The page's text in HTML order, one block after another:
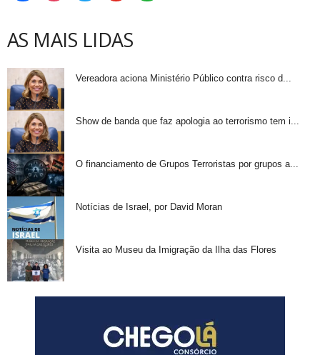
AS MAIS LIDAS
Vereadora aciona Ministério Público contra risco d...
Show de banda que faz apologia ao terrorismo tem i...
O financiamento de Grupos Terroristas por grupos a...
Notícias de Israel, por David Moran
Visita ao Museu da Imigração da Ilha das Flores